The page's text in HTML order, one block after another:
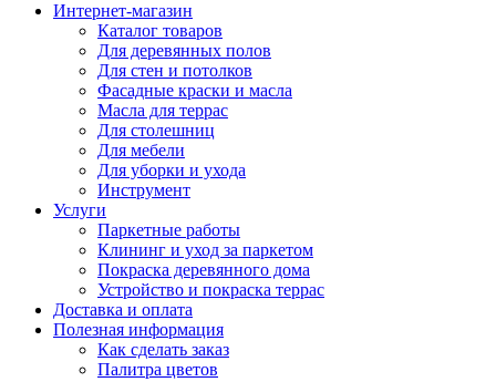
Интернет-магазин
Каталог товаров
Для деревянных полов
Для стен и потолков
Фасадные краски и масла
Масла для террас
Для столешниц
Для мебели
Для уборки и ухода
Инструмент
Услуги
Паркетные работы
Клининг и уход за паркетом
Покраска деревянного дома
Устройство и покраска террас
Доставка и оплата
Полезная информация
Как сделать заказ
Палитра цветов